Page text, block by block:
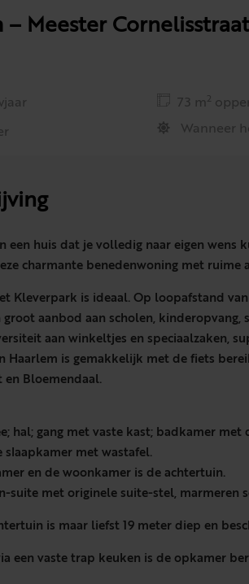
– Meester
73 m 2
Wanneer
een huis dat je volledig naar eigen wens
charmante benedenwoning met ruime
Kleverpark is ideaal. Op loopafstand
aanbod aan scholen, kinderopvang,
aan winkeltjes en speciaalzaken,
Haarlem is gemakkelijk met de fiets
en Bloemendaal.
hal; gang met vaste kast; badkamer
slaapkamer met wastafel.
en de woonkamer is de achtertuin.
suite met originele suite-stel, marmeren
is maar liefst 19 meter diep en
een vaste trap keuken is de opkamer